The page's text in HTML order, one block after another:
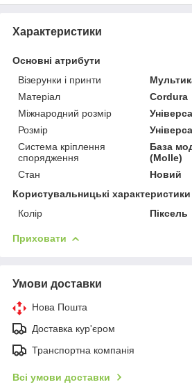
Характеристики
Основні атрибути
Візерунки і принти
Матеріал
Cordura
Міжнародний розмір
Розмір
Система кріплення
спорядження
База
(Molle)
Стан
Новий
Користувальницькі характеристики
Колір
Піксель
Приховати
Умови доставки
Нова Пошта
Доставка кур'єром
Транспортна компанія
Всі умови доставки